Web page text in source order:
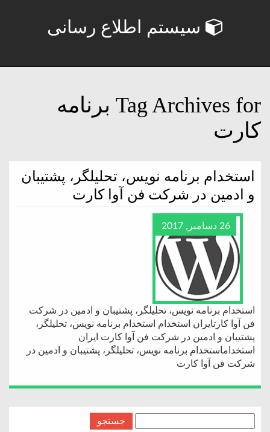
سیستم اطلاع رسانی
Tag Archives for برنامه
کارت
استخدام برنامه نویس، تحلیلگر، پشتیبان
و ادمین در شرکت فن آوا کارت
26 دسامبر, 2017
استخدام برنامه نویس، تحلیلگر، پشتیبان و ادمین در شرکت
فن آوا کارتایران استخدام استخدام برنامه نویس، تحلیلگر،
پشتیبان و ادمین در شرکت فن آوا کارت ایران
استخداماستخدام برنامه نویس، تحلیلگر، پشتیبان و ادمین در
شرکت فن آوا کارت